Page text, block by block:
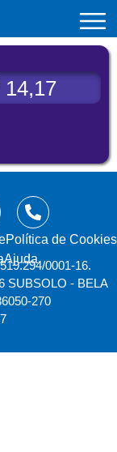
14,17
Política de Cookies
Ajuda 0001-16.
SUBSOLO - BELA
270